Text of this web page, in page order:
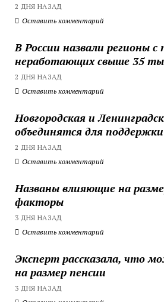
2 ДНЯ НАЗАД
Оставить комментарий
В России назвали регионы с
неработающих свыше 35
2 ДНЯ НАЗАД
Оставить комментарий
Новгородская и
объединятся для
2 ДНЯ НАЗАД
Оставить комментарий
Названы влияющие на
факторы
3 ДНЯ НАЗАД
Оставить комментарий
Эксперт рассказала, что
на размер пенсии
3 ДНЯ НАЗАД